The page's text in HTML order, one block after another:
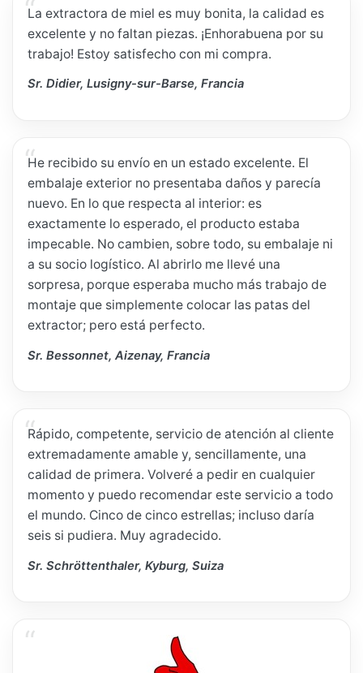
La extractora de miel es muy bonita, la calidad es
excelente y no faltan piezas. ¡Enhorabuena por su
trabajo! Estoy satisfecho con mi compra.
Sr. Didier, Lusigny-sur-Barse, Francia
He recibido su envío en un estado excelente. El
embalaje exterior no presentaba daños y parecía
nuevo. En lo que respecta al interior: es
exactamente lo esperado, el producto estaba
impecable. No cambien, sobre todo, su embalaje ni
a su socio logístico. Al abrirlo me llevé una
sorpresa, porque esperaba mucho más trabajo de
montaje que simplemente colocar las patas del
extractor; pero está perfecto.
Sr. Bessonnet, Aizenay, Francia
Rápido, competente, servicio de atención al cliente
extremadamente amable y, sencillamente, una
calidad de primera. Volveré a pedir en cualquier
momento y puedo recomendar este servicio a todo
el mundo. Cinco de cinco estrellas; incluso daría
seis si pudiera. Muy agradecido.
Sr. Schröttenthaler, Kyburg, Suiza